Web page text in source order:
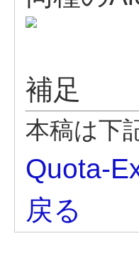
補足
本稿は下
Quota-
戻る